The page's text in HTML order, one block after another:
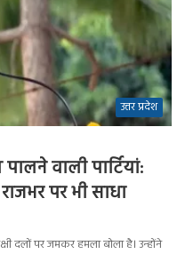
उत्तर प्रदेश
वाली पार्टियां:
पर भी साधा
दलों पर जमकर हमला बोला है। उन्होंने